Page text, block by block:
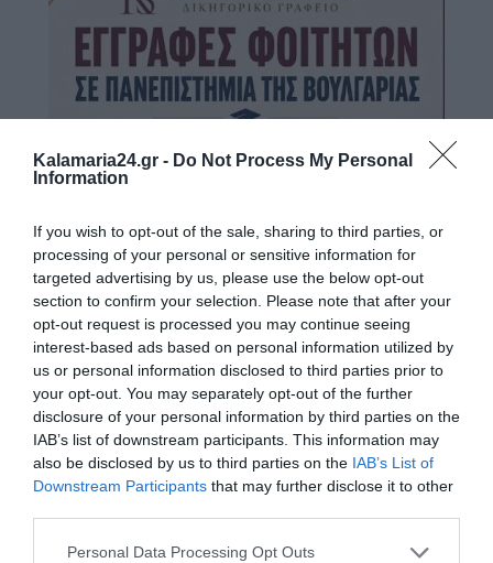
Kalamaria24.gr - Do Not Process My Personal
Information
If you wish to opt-out of the sale, sharing to third parties, or
processing of your personal or sensitive information for
targeted advertising by us, please use the below opt-out
section to confirm your selection. Please note that after your
opt-out request is processed you may continue seeing
interest-based ads based on personal information utilized by
us or personal information disclosed to third parties prior to
your opt-out. You may separately opt-out of the further
disclosure of your personal information by third parties on the
IAB’s list of downstream participants. This information may
also be disclosed by us to third parties on the IAB’s List of
Downstream Participants that may further disclose it to other
Personal Data Processing Opt Outs